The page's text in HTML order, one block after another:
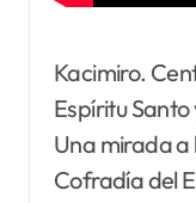
Kacimiro.
Espíritu
Una mirada a
Cofradía del